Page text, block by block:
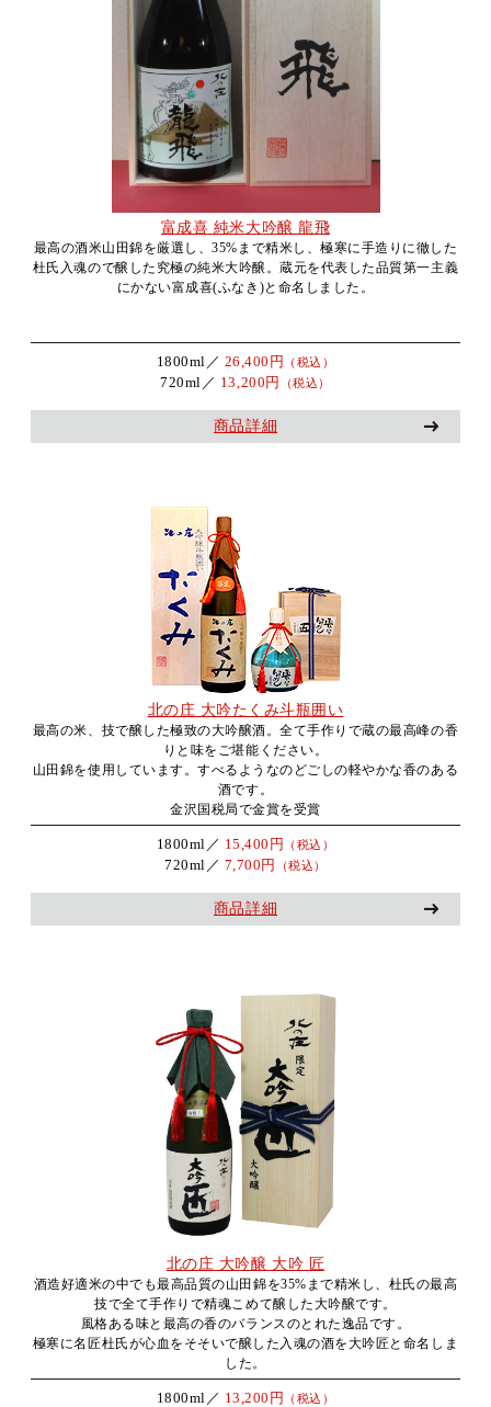
富成喜 純米大吟醸 龍飛
最高の酒米山田錦を厳選し、35%まで精米し、極寒に手造りに徹した
杜氏入魂ので醸した究極の純米大吟醸。蔵元を代表した品質第一主義
にかない富成喜(ふなき)と命名しました。
1800ml／ 26,400円 （税込）
720ml／ 13,200円 （税込）
商品詳細
北の庄 大吟たくみ斗瓶囲い
最高の米、技で醸した極致の大吟醸酒。全て手作りで蔵の最高峰の香
りと味をご堪能ください。
山田錦を使用しています。すべるようなのどごしの軽やかな香のある
酒です。
金沢国税局で金賞を受賞
1800ml／ 15,400円 （税込）
720ml／ 7,700円 （税込）
商品詳細
北の庄 大吟醸 大吟 匠
酒造好適米の中でも最高品質の山田錦を35%まで精米し、杜氏の最高
技で全て手作りで精魂こめて醸した大吟醸です。
風格ある味と最高の香のバランスのとれた逸品です。
極寒に名匠杜氏が心血をそそいで醸した入魂の酒を大吟匠と命名しま
した。
1800ml／ 13,200円 （税込）